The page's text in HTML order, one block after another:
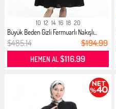
10 12 14 16 18 20
Büyük Beden Gizli Fermuarlı Nakışlı...
$485.14 $194.99
HEMEN AL$116.99